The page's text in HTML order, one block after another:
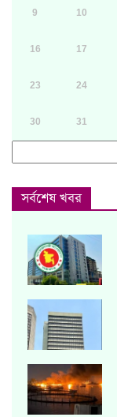
9 10
16 17
23 24
30 31
সর্বশেষ খবর